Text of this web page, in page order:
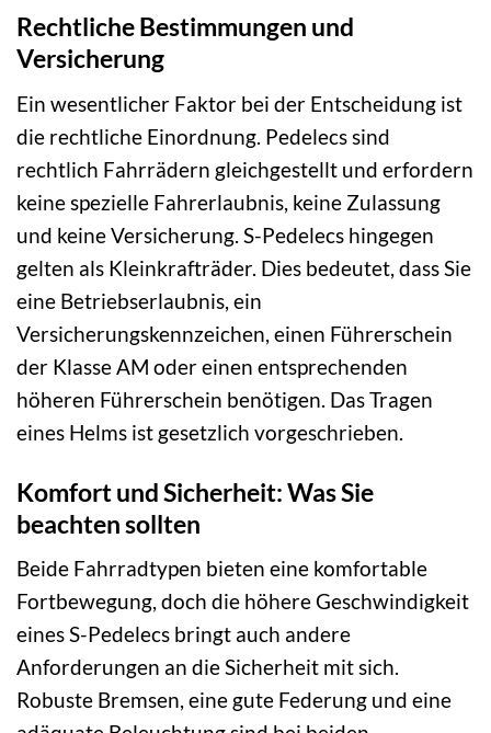
Rechtliche Bestimmungen und
Versicherung
Ein wesentlicher Faktor bei der Entscheidung ist
die rechtliche Einordnung. Pedelecs sind
rechtlich Fahrrädern gleichgestellt und erfordern
keine spezielle Fahrerlaubnis, keine Zulassung
und keine Versicherung. S-Pedelecs hingegen
gelten als Kleinkrafträder. Dies bedeutet, dass Sie
eine Betriebserlaubnis, ein
Versicherungskennzeichen, einen Führerschein
der Klasse AM oder einen entsprechenden
höheren Führerschein benötigen. Das Tragen
eines Helms ist gesetzlich vorgeschrieben.
Komfort und Sicherheit: Was Sie
beachten sollten
Beide Fahrradtypen bieten eine komfortable
Fortbewegung, doch die höhere Geschwindigkeit
eines S-Pedelecs bringt auch andere
Anforderungen an die Sicherheit mit sich.
Robuste Bremsen, eine gute Federung und eine